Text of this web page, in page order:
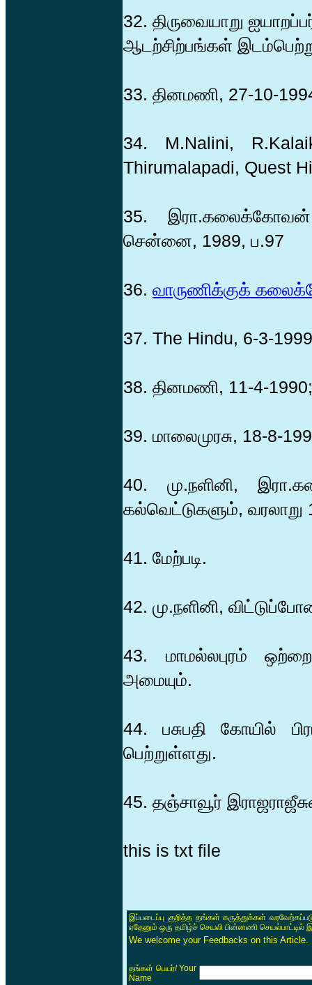
32. திருவையாறு
ஆடற்சிற்பங்கள்
33. தினமணி, 27-10-
34. M.Nalini,
Thirumalapadi, Quest
35.
சென்னை, 1989, ப.97
36. வாருணிக்குக்
37. The Hindu, 6-3-
38. தினமணி, 11-4-
39. மாலைமுரசு, 18-8-
40. மு.நளினி,
கல்வெட்டுகளும், வரலாறு
41. மேற்படி.
42. மு.நளினி,
43. மாமல்லபுரம்
அமையும்.
44. பசுபதி கோயில்
பெற்றுள்ளது.
45. தஞ்சாவூர்
this is txt file
இப்படைப்பு குறித்த தங்கள் கருத்துக்கள்
ஏதேனும் ஒரு தமிழ்ச் செயலி பின்னணி செயல்பாட்டில்
We welcome your Feedbacks on this
தங்கள் பெயர்/ Your
Name